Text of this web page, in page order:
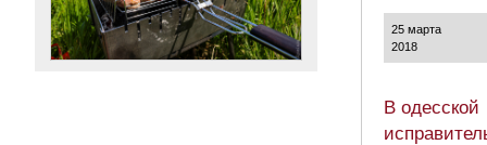
25 марта
2018
В одесской